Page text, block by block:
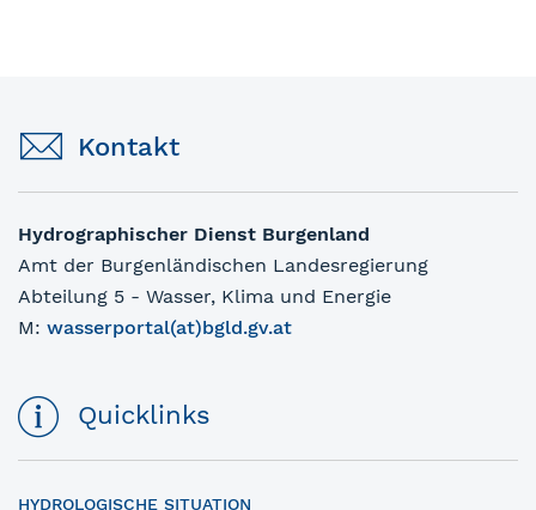
Kontakt
Hydrographischer Dienst Burgenland
Amt der Burgenländischen Landesregierung
Abteilung 5 - Wasser, Klima und Energie
M: wasserportal(at)bgld.gv.at
Quicklinks
HYDROLOGISCHE SITUATION